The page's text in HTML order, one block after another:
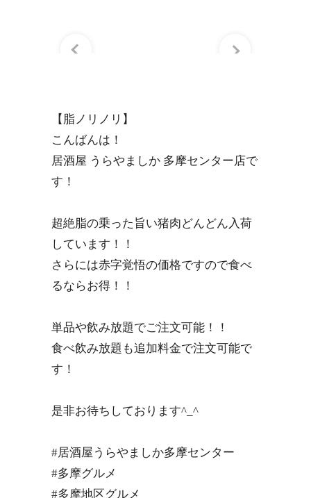
【脂ノリノリ】
こんばんは！
居酒屋 うらやましか 多摩センター店で
す！
超絶脂の乗った旨い猪肉どんどん入荷
しています！！
さらには赤字覚悟の価格ですので食べ
るならお得！！
単品や飲み放題でご注文可能！！
食べ飲み放題も追加料金で注文可能で
す！
是非お待ちしております^_^
#居酒屋うらやましか多摩センター
#多摩グルメ
#多摩地区グルメ